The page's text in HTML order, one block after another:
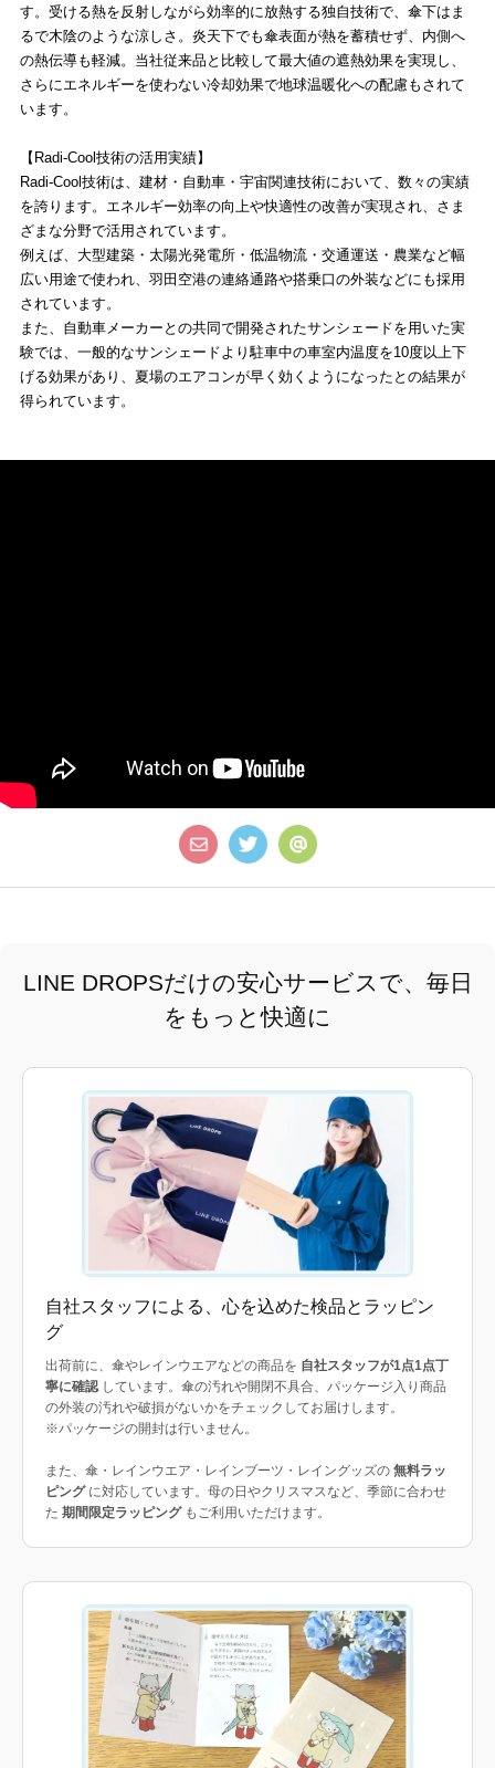
す。受ける熱を反射しながら効率的に放熱する独自技術で、傘下はま
るで木陰のような涼しさ。炎天下でも傘表面が熱を蓄積せず、内側へ
の熱伝導も軽減。当社従来品と比較して最大値の遮熱効果を実現し、
さらにエネルギーを使わない冷却効果で地球温暖化への配慮もされて
います。
【Radi-Cool技術の活用実績】
Radi-Cool技術は、建材・自動車・宇宙関連技術において、数々の実績
を誇ります。エネルギー効率の向上や快適性の改善が実現され、さま
ざまな分野で活用されています。
例えば、大型建築・太陽光発電所・低温物流・交通運送・農業など幅
広い用途で使われ、羽田空港の連絡通路や搭乗口の外装などにも採用
されています。
また、自動車メーカーとの共同で開発されたサンシェードを用いた実
験では、一般的なサンシェードより駐車中の車室内温度を10度以上下
げる効果があり、夏場のエアコンが早く効くようになったとの結果が
得られています。
LINE DROPSだけの安心サービスで、毎日
をもっと快適に
自社スタッフによる、心を込めた検品とラッピン
グ
出荷前に、傘やレインウエアなどの商品を 自社スタッフが1点1点丁
寧に確認しています。傘の汚れや開閉不具合、パッケージ入り商品
の外装の汚れや破損がないかをチェックしてお届けします。
※パッケージの開封は行いません。
また、傘・レインウエア・レインブーツ・レイングッズの 無料ラッ
ピングに対応しています。母の日やクリスマスなど、季節に合わせ
た 期間限定ラッピングもご利用いただけます。